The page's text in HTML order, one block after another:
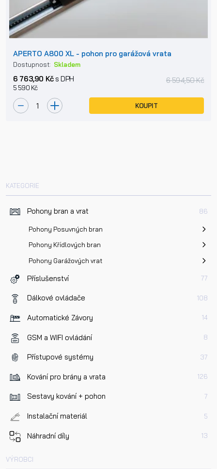
KATEGORIE
Pohony bran a vrat 86
Pohony Posuvných bran
Pohony Křídlových bran
Pohony Garážových vrat
Příslušenství 77
Dálkové ovládače 108
Automatické Závory 14
GSM a WIFI ovládání 8
Přístupové systémy 37
Kování pro brány a vrata 126
Sestavy kování + pohon 7
Instalační materiál 5
Náhradní díly 13
VÝROBCI
APERTO A800 XL - pohon pro garážová vrata
Dostupnost: Skladem
6 763,90 Kčs DPH
5 590 Kč
6 594,50 Kč
KOUPIT